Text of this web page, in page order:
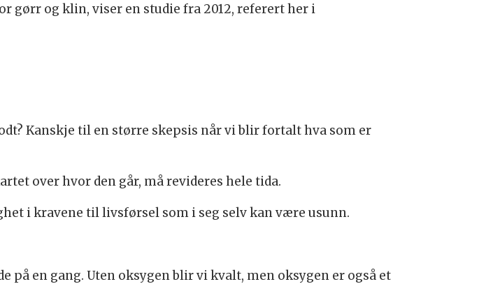
gørr og klin, viser en studie fra 2012, referert her i
Kanskje til en større skepsis når vi blir fortalt hva som er
over hvor den går, må revideres hele tida.
i kravene til livsførsel som i seg selv kan være usunn.
en gang. Uten oksygen blir vi kvalt, men oksygen er også et